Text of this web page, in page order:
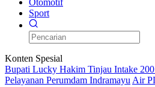
Otomotif
Sport
Konten Spesial
Bupati Lucky Hakim Tinjau Intake
Pelayanan Perumdam Indramayu Air